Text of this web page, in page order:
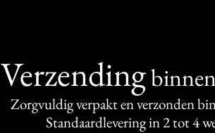
Verzending
Zorgvuldig verpakt en verzonden
Standaardlevering in 2 tot 4